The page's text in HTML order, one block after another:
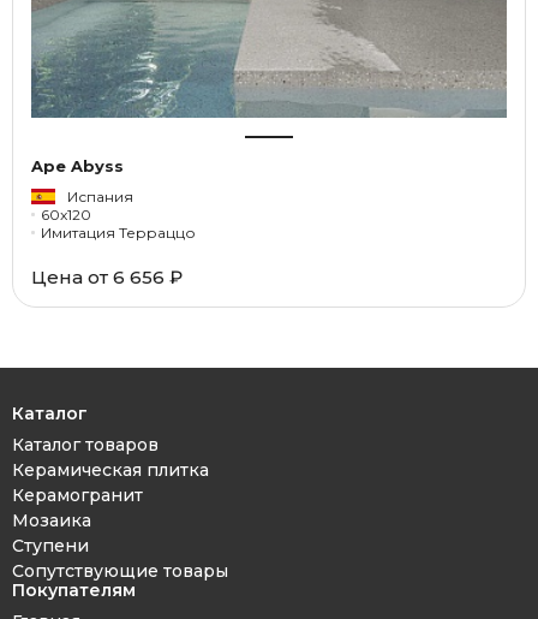
Ape Abyss
Испания
60x120
Имитация Терраццо
Цена от 6 656 ₽
Каталог
Каталог товаров
Керамическая плитка
Керамогранит
Мозаика
Ступени
Сопутствующие товары
Покупателям